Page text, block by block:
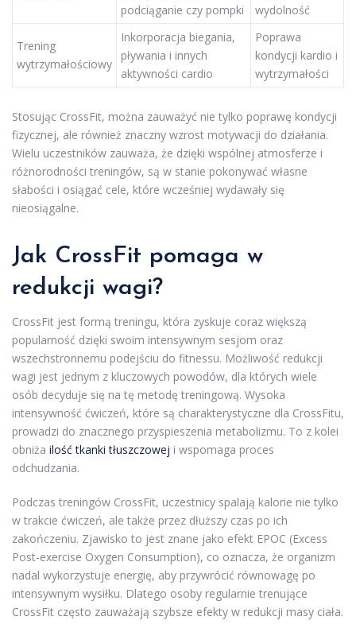
podciąganie czy pompki
wydolność
Trening
wytrzymałościowy
Inkorporacja biegania,
pływania i innych
aktywności cardio
Poprawa
kondycji kardio i
wytrzymałości
Stosując CrossFit, można zauważyć nie tylko poprawę kondycji
fizycznej, ale również znaczny wzrost motywacji do działania.
Wielu uczestników zauważa, że dzięki wspólnej atmosferze i
różnorodności treningów, są w stanie pokonywać własne
słabości i osiągać cele, które wcześniej wydawały się
nieosiągalne.
Jak CrossFit pomaga w
redukcji wagi?
CrossFit jest formą treningu, która zyskuje coraz większą
popularność dzięki swoim intensywnym sesjom oraz
wszechstronnemu podejściu do fitnessu. Możliwość redukcji
wagi jest jednym z kluczowych powodów, dla których wiele
osób decyduje się na tę metodę treningową. Wysoka
intensywność ćwiczeń, które są charakterystyczne dla CrossFitu,
prowadzi do znacznego przyspieszenia metabolizmu. To z kolei
obniża ilość tkanki tłuszczowej i wspomaga proces
odchudzania.
Podczas treningów CrossFit, uczestnicy spalają kalorie nie tylko
w trakcie ćwiczeń, ale także przez dłuższy czas po ich
zakończeniu. Zjawisko to jest znane jako efekt EPOC (Excess
Post-exercise Oxygen Consumption), co oznacza, że organizm
nadal wykorzystuje energię, aby przywrócić równowagę po
intensywnym wysiłku. Dlatego osoby regularnie trenujące
CrossFit często zauważają szybsze efekty w redukcji masy ciała.